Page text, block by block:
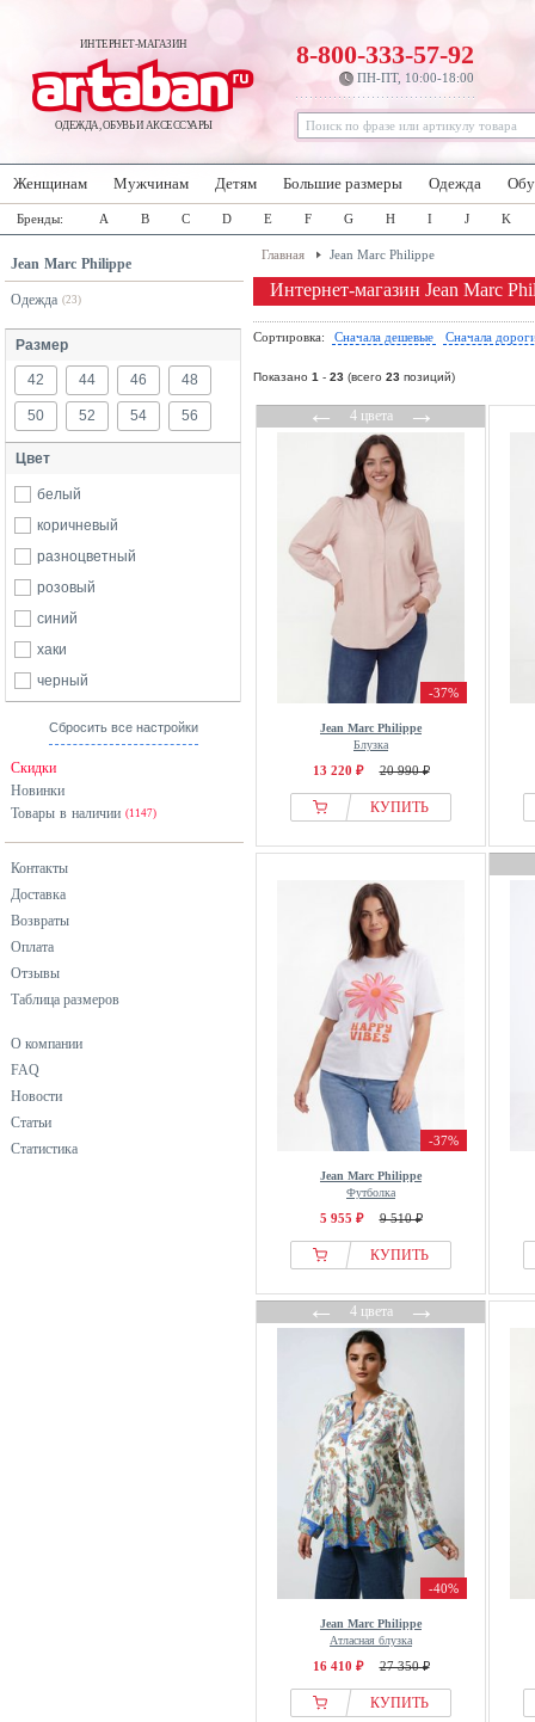
ИНТЕРНЕТ-МАГАЗИН
ОДЕЖДА, ОБУВЬ И АКСЕССУАРЫ
8-800-333-57-92
ПН-ПТ, 10:00-18:00
Женщинам Мужчинам Детям Большие размеры Одежда
Бренды: A B C D E F G H I J K
Jean Marc Philippe
Одежда (23)
Размер
42 44 46 48
50 52 54 56
Цвет
белый
коричневый
разноцветный
розовый
синий
хаки
черный
Сбросить все настройки
Скидки
Новинки
Товары в наличии (1147)
Контакты
Доставка
Возвраты
Оплата
Отзывы
Таблица размеров
О компании
FAQ
Новости
Статьи
Статистика
Главная Jean Marc Philippe
Интернет-магазин Jean Marc
Сортировка: Сначала дешевые Сначала
Показано 1 - 23 (всего 23 позиций)
←4 цвета→
-37%
Jean Marc Philippe
Блузка
13 220 ₽ 20 990 ₽
КУПИТЬ
-37%
Jean Marc Philippe
Футболка
5 955 ₽ 9 510 ₽
КУПИТЬ
←4 цвета→
-40%
Jean Marc Philippe
Атласная блузка
16 410 ₽ 27 350 ₽
КУПИТЬ